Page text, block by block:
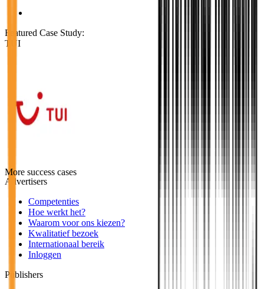
Featured Case Study:
TUI
More success cases
Advertisers
Competenties
Hoe werkt het?
Waarom voor ons kiezen?
Kwalitatief bezoek
Internationaal bereik
Inloggen
Publishers